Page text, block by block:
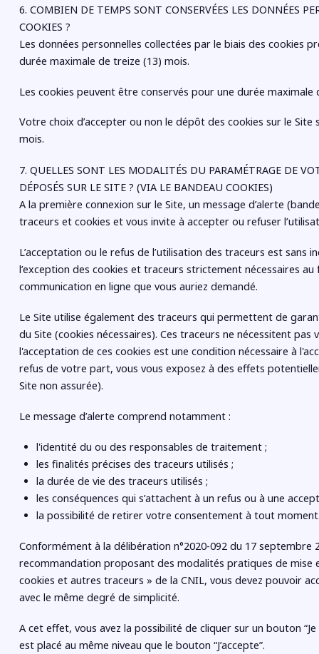
6. COMBIEN DE TEMPS SONT CONSERVÉES LES DONNÉES
COOKIES ?
Les données personnelles collectées par le biais des cookies
durée maximale de treize (13) mois.
Les cookies peuvent être conservés pour une durée
Votre choix d’accepter ou non le dépôt des cookies sur le
mois.
7. QUELLES SONT LES MODALITÉS DU PARAMÉTRAGE DE
DÉPOSÉS SUR LE SITE ? (VIA LE BANDEAU COOKIES)
A la première connexion sur le Site, un message d’alerte
traceurs et cookies et vous invite à accepter ou refuser
L’acceptation ou le refus de l’utilisation des traceurs est sans
l’exception des cookies et traceurs strictement nécessaires
communication en ligne que vous auriez demandé.
Le Site utilise également des traceurs qui permettent de
du Site (cookies nécessaires). Ces traceurs ne nécessitent
l'acceptation de ces cookies est une condition nécessaire à
refus de votre part, vous vous exposez à des effets
Site non assurée).
Le message d’alerte comprend notamment :
l'identité du ou des responsables de traitement ;
les finalités précises des traceurs utilisés ;
la durée de vie des traceurs utilisés ;
les conséquences qui s’attachent à un refus ou à une
la possibilité de retirer votre consentement à tout
Conformément à la délibération n°2020-092 du 17 septembre
recommandation proposant des modalités pratiques de mise
cookies et autres traceurs » de la CNIL, vous devez pouvoir
avec le même degré de simplicité.
A cet effet, vous avez la possibilité de cliquer sur un bouton
est placé au même niveau que le bouton “J’accepte”.